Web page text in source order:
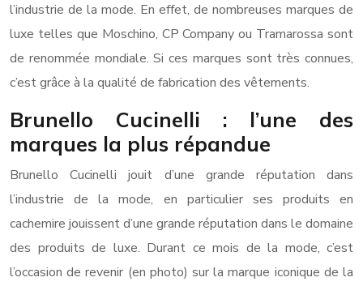
l’industrie de la mode. En effet, de nombreuses marques de
luxe telles que Moschino, CP Company ou Tramarossa sont
de renommée mondiale. Si ces marques sont très connues,
c’est grâce à la qualité de fabrication des vêtements.
Brunello Cucinelli : l’une des
marques la plus répandue
Brunello Cucinelli jouit d’une grande réputation dans
l’industrie de la mode, en particulier ses produits en
cachemire jouissent d’une grande réputation dans le domaine
des produits de luxe. Durant ce mois de la mode, c’est
l’occasion de revenir (en photo) sur la marque iconique de la